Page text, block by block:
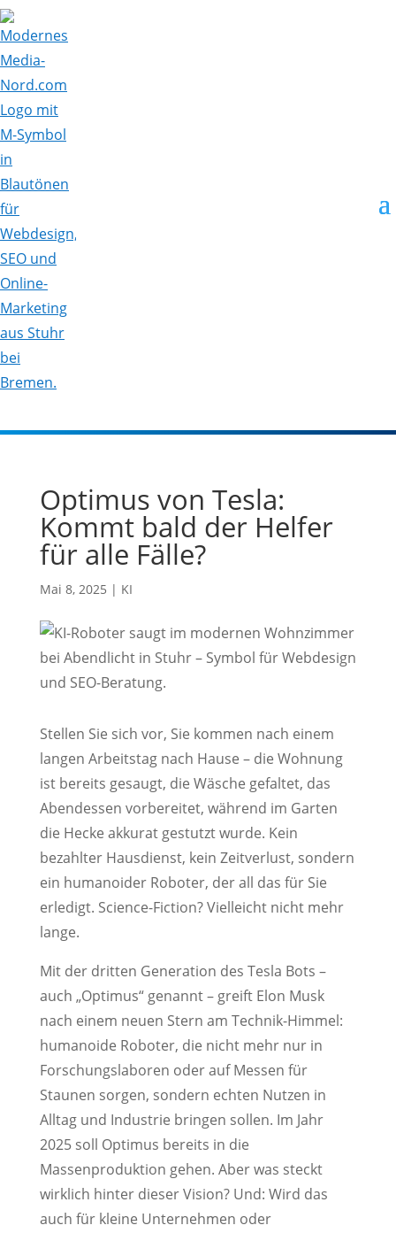
Optimus von Tesla:
Kommt bald der Helfer
für alle Fälle?
Mai 8, 2025 | KI
Stellen Sie sich vor, Sie kommen nach einem
langen Arbeitstag nach Hause – die Wohnung
ist bereits gesaugt, die Wäsche gefaltet, das
Abendessen vorbereitet, während im Garten
die Hecke akkurat gestutzt wurde. Kein
bezahlter Hausdienst, kein Zeitverlust, sondern
ein humanoider Roboter, der all das für Sie
erledigt. Science-Fiction? Vielleicht nicht mehr
lange.
Mit der dritten Generation des Tesla Bots –
auch „Optimus“ genannt – greift Elon Musk
nach einem neuen Stern am Technik-Himmel:
humanoide Roboter, die nicht mehr nur in
Forschungslaboren oder auf Messen für
Staunen sorgen, sondern echten Nutzen in
Alltag und Industrie bringen sollen. Im Jahr
2025 soll Optimus bereits in die
Massenproduktion gehen. Aber was steckt
wirklich hinter dieser Vision? Und: Wird das
auch für kleine Unternehmen oder